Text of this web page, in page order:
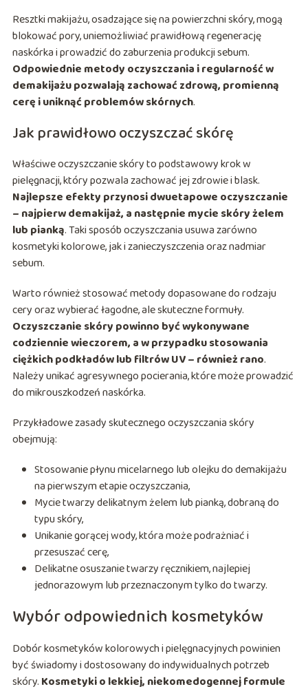
Resztki makijażu, osadzające się na powierzchni skóry, mogą
blokować pory, uniemożliwiać prawidłową regenerację
naskórka i prowadzić do zaburzenia produkcji sebum.
Odpowiednie metody oczyszczania i regularność w
demakijażu pozwalają zachować zdrową, promienną
cerę i uniknąć problemów skórnych.
Jak prawidłowo oczyszczać skórę
Właściwe oczyszczanie skóry to podstawowy krok w
pielęgnacji, który pozwala zachować jej zdrowie i blask.
Najlepsze efekty przynosi dwuetapowe oczyszczanie
– najpierw demakijaż, a następnie mycie skóry żelem
lub pianką. Taki sposób oczyszczania usuwa zarówno
kosmetyki kolorowe, jak i zanieczyszczenia oraz nadmiar
sebum.
Warto również stosować metody dopasowane do rodzaju
cery oraz wybierać łagodne, ale skuteczne formuły.
Oczyszczanie skóry powinno być wykonywane
codziennie wieczorem, a w przypadku stosowania
ciężkich podkładów lub filtrów UV – również rano.
Należy unikać agresywnego pocierania, które może prowadzić
do mikrouszkodzeń naskórka.
Przykładowe zasady skutecznego oczyszczania skóry
obejmują:
Stosowanie płynu micelarnego lub olejku do demakijażu
na pierwszym etapie oczyszczania,
Mycie twarzy delikatnym żelem lub pianką, dobraną do
typu skóry,
Unikanie gorącej wody, która może podrażniać i
przesuszać cerę,
Delikatne osuszanie twarzy ręcznikiem, najlepiej
jednorazowym lub przeznaczonym tylko do twarzy.
Wybór odpowiednich kosmetyków
Dobór kosmetyków kolorowych i pielęgnacyjnych powinien
być świadomy i dostosowany do indywidualnych potrzeb
skóry. Kosmetyki o lekkiej, niekomedogennej formule